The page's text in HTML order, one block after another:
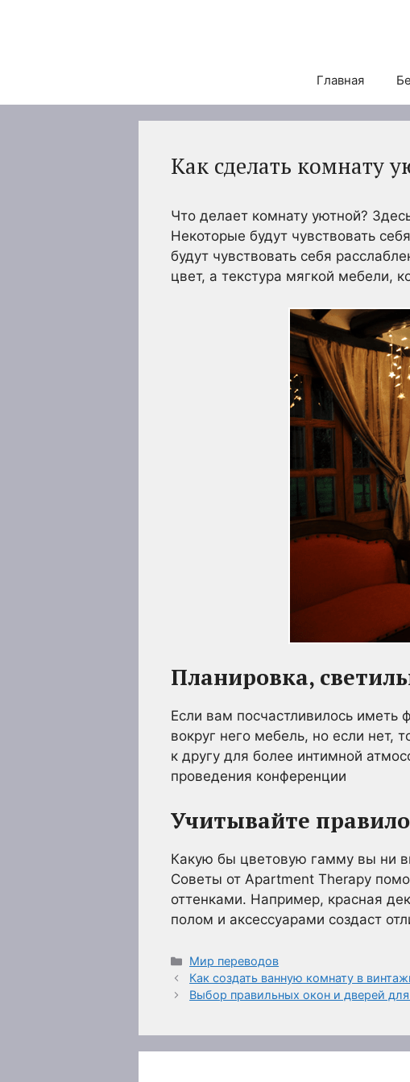
Главная
Как сделать комнату
Что делает комнату уютной?
Некоторые будут чувствовать
будут чувствовать себя
цвет, а текстура мягкой мебели,
Планировка,
Если вам посчастливилось иметь
вокруг него мебель, но если нет,
к другу для более интимной
проведения конференции
Учитывайте
Какую бы цветовую гамму вы ни
Советы от Apartment Therapy
оттенками. Например, красная
полом и аксессуарами создаст
Рубрики
Мир переводов
Как создать ванную комнату в
Выбор правильных окон и дверей